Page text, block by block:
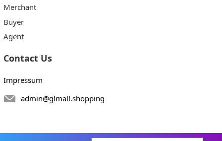
Merchant
Buyer
Agent
Contact Us
Impressum
admin@glmall.shopping